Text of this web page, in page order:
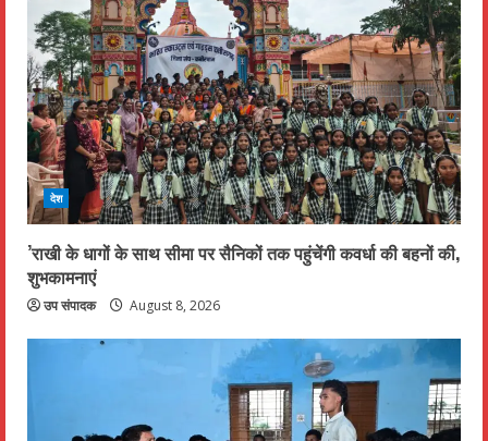
देश
’राखी के धागों के साथ सीमा पर सैनिकों तक पहुंचेंगी कवर्धा की बहनों की,
शुभकामनाएं
उप संपादक August 8, 2026